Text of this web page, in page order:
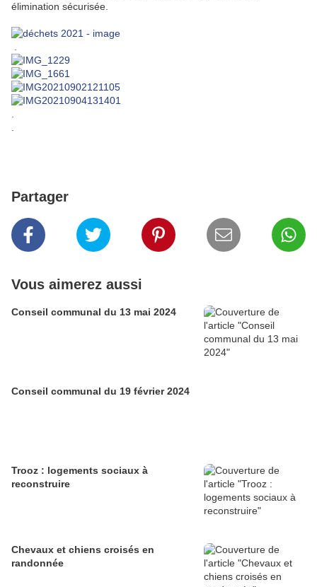
élimination sécurisée.
Partager
Vous aimerez aussi
Conseil communal du 13 mai 2024
Conseil communal du 19 février 2024
Trooz : logements sociaux à
reconstruire
Chevaux et chiens croisés en
randonnée